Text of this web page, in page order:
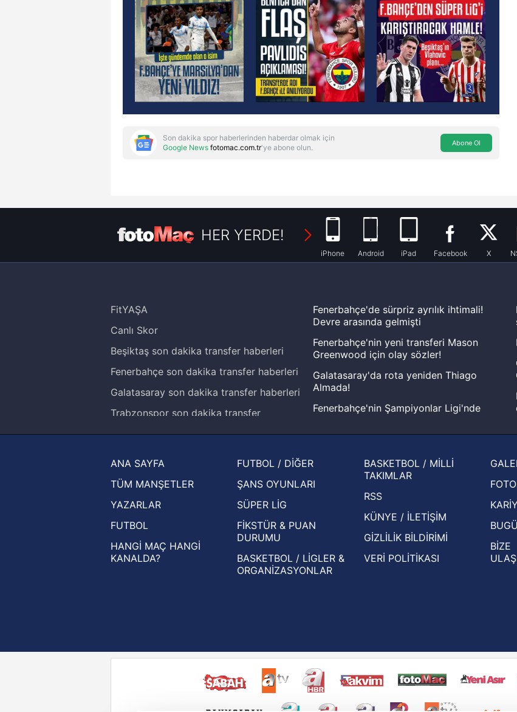
Reddet
Son dakika spor haberlerinden haberdar olmak için
Google News fotomac.com.tr'ye abone olun. Abone Ol
HER YERDE!
iPhone Android iPad Facebook X
FitYAŞA
Canlı Skor
Beşiktaş son dakika transfer haberleri
Fenerbahçe son dakika transfer haberleri
Galatasaray son dakika transfer haberleri
Trabzonspor son dakika transfer
Ziraat Türkiye Kupası haberleri
UEFA Şampiyonlar Ligi haberleri
UEFA Avrupa Ligi haberleri
UEFA Konferans Ligi haberleri
Fenerbahçe'de sürpriz ayrılık ihtimali!
Devre arasında gelmişti
Fenerbahçe'nin yeni transferi Mason
Greenwood için olay sözler!
Galatasaray'da rota yeniden Thiago
Almada!
Fenerbahçe'nin Şampiyonlar Ligi'nde
Zabrze'yi elerlerse...
basından gündem olan manşetler!
Beşiktaş'ın UEFA Avrupa Ligi'nde 3. Ön
Eleme Turu muhtemel rakipleri belli oldu!
ANA SAYFA
TÜM MANŞETLER
YAZARLAR
FUTBOL
HANGİ MAÇ HANGİ
KANALDA?
FUTBOL / DİĞER
ŞANS OYUNLARI
SÜPER LİG
FİKSTÜR & PUAN
DURUMU
BASKETBOL / LİGLER &
ORGANİZASYONLAR
BASKETBOL / MİLLİ
TAKIMLAR
RSS
KÜNYE / İLETİŞİM
GİZLİLİK BİLDİRİMİ
VERİ POLİTİKASI
BİZE